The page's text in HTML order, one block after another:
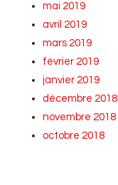
mai 2019
avril 2019
mars 2019
février 2019
janvier 2019
décembre 2018
novembre 2018
octobre 2018